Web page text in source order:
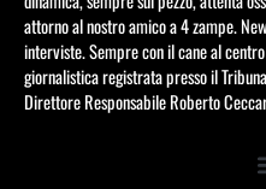
attorno al nostro amico a 4 zampe.
interviste. Sempre con il cane al
giornalistica registrata presso il
Direttore Responsabile Roberto